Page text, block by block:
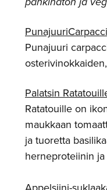
Punajuuri
Palatsin
Ratatouille on
maukkaan
ja tuoretta
herneproteiinin